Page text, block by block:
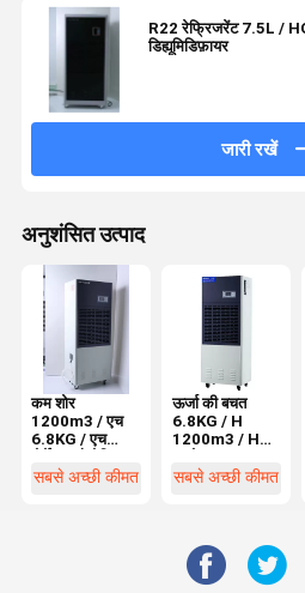
R22 रेफ्रिजरेंट 7.5L /
डिह्यूमिडिफ़ायर
जारी रखें
अनुशंसित उत्पाद
कम शोर
1200m3 / एच
6.8KG / एच
डीह्यूमिडिफ़ायर
सबसे अच्छी कीमत
ऊर्जा की बचत
6.8KG / H
1200m3 / H
डीह्यूमिडिफ़ायर
सबसे अच्छी कीमत